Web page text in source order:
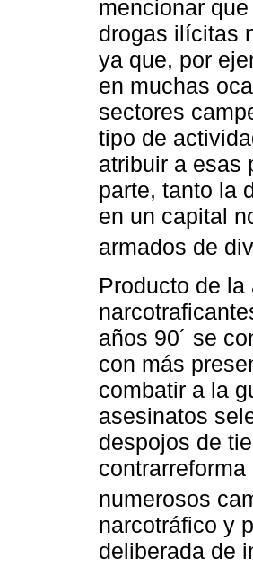
mencionar
drogas ilícitas
ya que, por
en muchas
sectores
tipo de
atribuir a esas
parte, tanto la
en un capital
armados de
Producto de
años 90´ se
con más
combatir a la
asesinatos
despojos de
numerosos
narcotráfico y
deliberada de